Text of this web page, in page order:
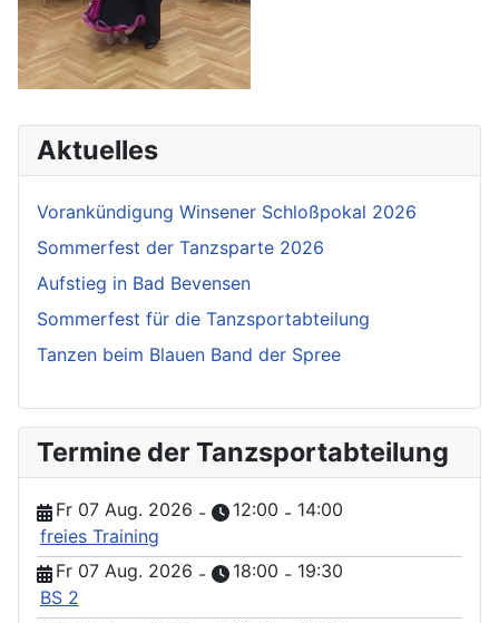
Aktuelles
Vorankündigung Winsener Schloßpokal 2026
Sommerfest der Tanzsparte 2026
Aufstieg in Bad Bevensen
Sommerfest für die Tanzsportabteilung
Tanzen beim Blauen Band der Spree
Termine der Tanzsportabteilung
Fr 07 Aug. 2026 - 12:00 - 14:00
freies Training
Fr 07 Aug. 2026 - 18:00 - 19:30
BS 2